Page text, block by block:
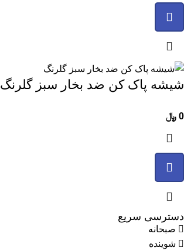
شیشه پاک کن ضد بخار سبز گلرنگ
0 ﷼
دسترسی سریع
صبحانه
شوینده